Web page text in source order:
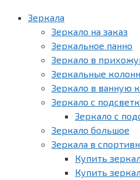
Зеркала
Зеркало на заказ
Зеркальное панно
Зеркало в
Зеркальные
Зеркало в ванную
Зеркало с
Зеркало с
Зеркало большое
Зеркала в
Купить
Купить